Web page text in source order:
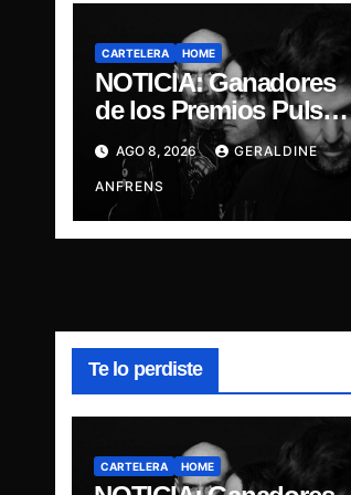
CARTELERA HOME
NOTICIA: Ganadores
de los Premios Pulsar,
Engrupid Pipol
presentan show
exclusivo.
AGO 8, 2026 GERALDINE
ANFRENS
Te lo perdiste
CARTELERA HOME